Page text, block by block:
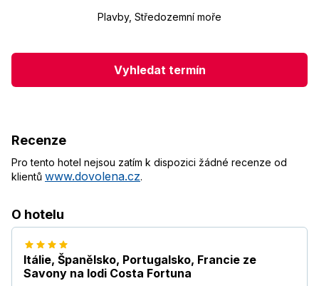
Plavby, Středozemní moře
Vyhledat termín
Recenze
Pro tento hotel nejsou zatím k dispozici žádné recenze od
klientů www.dovolena.cz.
O hotelu
Itálie, Španělsko, Portugalsko, Francie ze
Savony na lodi Costa Fortuna